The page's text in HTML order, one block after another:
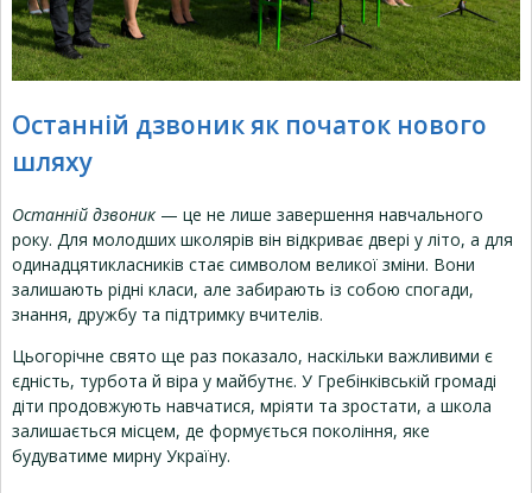
Останній дзвоник як початок нового
шляху
Останній дзвоник — це не лише завершення навчального
року. Для молодших школярів він відкриває двері у літо, а для
одинадцятикласників стає символом великої зміни. Вони
залишають рідні класи, але забирають із собою спогади,
знання, дружбу та підтримку вчителів.
Цьогорічне свято ще раз показало, наскільки важливими є
єдність, турбота й віра у майбутнє. У Гребінківській громаді
діти продовжують навчатися, мріяти та зростати, а школа
залишається місцем, де формується покоління, яке
будуватиме мирну Україну.